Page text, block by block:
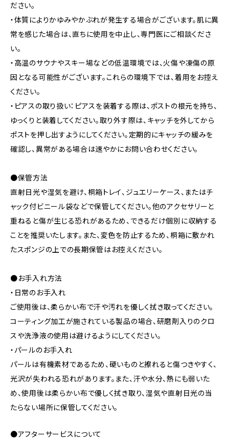
ださい。
・体質によりかゆみやかぶれが発生する場合がございます。肌に異
常を感じた場合は、直ちに使用を中止し、専門医にご相談くださ
い。
・高温のサウナやスキー場などの低温環境では、火傷や凍傷の原
因となる可能性がございます。これらの環境下では、着用をお控え
ください。
・ピアスの取り扱い：ピアスを装着する際は、ポストの根元を持ち、
ゆっくりと装着してください。取り外す際は、キャッチを外してから
ポストを押し出すようにしてください。定期的にキャッチの緩みを
確認し、異常がある場合は速やかにお問い合わせください。
●保管方法
直射日光や湿気を避け、桐箱トレイ、ジュエリーケース、またはチ
ャック付ビニール袋などで保管してください。他のアクセサリーと
重ねると傷が生じる恐れがあるため、できるだけ個別に収納する
ことを推奨いたします。また、変色を防止するため、桐箱に敷かれ
たスポンジの上での長期保管はお控えください。
●お手入れ方法
・日常のお手入れ
ご使用後は、柔らかい布で汗や汚れを優しく拭き取ってください。
コーティング加工が施されている製品の場合、研磨剤入りのクロ
スや洗浄液の使用は避けるようにしてください。
・パールのお手入れ
パールは有機素材であるため、硬いものと擦れると傷つきやすく、
光沢が失われる恐れがあります。また、汗や水分、熱にも弱いた
め、使用後は柔らかい布で優しく拭き取り、湿気や直射日光の当
たらない場所に保管してください。
●アフターサービスについて